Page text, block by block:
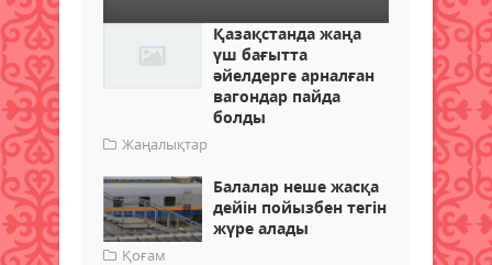
Қазақстанда жаңа
үш бағытта
әйелдерге арналған
вагондар пайда
болды
Жаңалықтар
Балалар неше жасқа
дейін пойызбен тегін
жүре алады
Қоғам